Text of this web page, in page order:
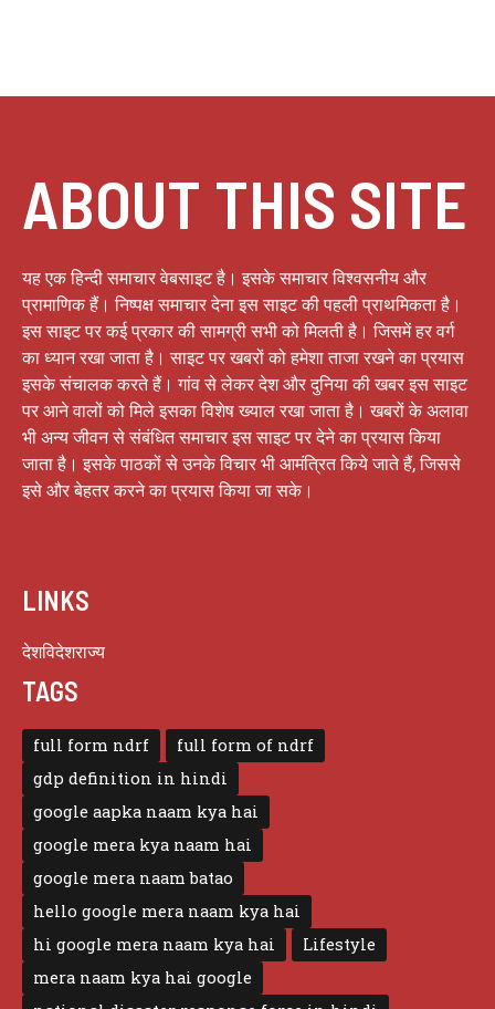
ABOUT THIS SITE
यह एक हिन्दी समाचार वेबसाइट है। इसके समाचार विश्वसनीय और
प्रामाणिक हैं। निष्पक्ष समाचार देना इस साइट की पहली प्राथमिकता है।
इस साइट पर कई प्रकार की सामग्री सभी को मिलती है। जिसमें हर वर्ग
का ध्यान रखा जाता है। साइट पर खबरों को हमेशा ताजा रखने का प्रयास
इसके संचालक करते हैं। गांव से लेकर देश और दुनिया की खबर इस साइट
पर आने वालों को मिले इसका विशेष ख्याल रखा जाता है। खबरों के अलावा
भी अन्य जीवन से संबंधित समाचार इस साइट पर देने का प्रयास किया
जाता है। इसके पाठकों से उनके विचार भी आमंत्रित किये जाते हैं, जिससे
इसे और बेहतर करने का प्रयास किया जा सके।
LINKS
देशविदेशराज्य
TAGS
full form ndrf
full form of ndrf
gdp definition in hindi
google aapka naam kya hai
google mera kya naam hai
google mera naam batao
hello google mera naam kya hai
hi google mera naam kya hai
Lifestyle
mera naam kya hai google